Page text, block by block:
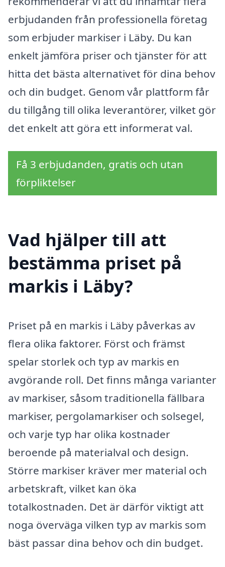
erbjudanden från professionella företag
som erbjuder markiser i Läby. Du kan
enkelt jämföra priser och tjänster för att
hitta det bästa alternativet för dina behov
och din budget. Genom vår plattform får
du tillgång till olika leverantörer, vilket gör
det enkelt att göra ett informerat val.
Få 3 erbjudanden, gratis och utan
förpliktelser
Vad hjälper till att
bestämma priset på
markis i Läby?
Priset på en markis i Läby påverkas av
flera olika faktorer. Först och främst
spelar storlek och typ av markis en
avgörande roll. Det finns många varianter
av markiser, såsom traditionella fällbara
markiser, pergolamarkiser och solsegel,
och varje typ har olika kostnader
beroende på materialval och design.
Större markiser kräver mer material och
arbetskraft, vilket kan öka
totalkostnaden. Det är därför viktigt att
noga överväga vilken typ av markis som
bäst passar dina behov och din budget.